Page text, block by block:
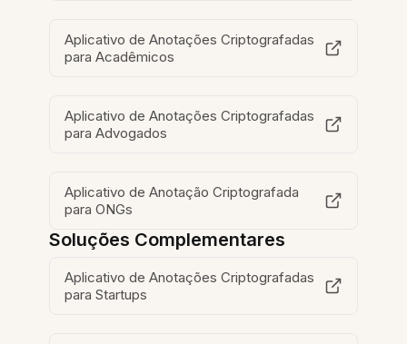
Aplicativo de Anotações Criptografadas
para Acadêmicos
Aplicativo de Anotações Criptografadas
para Advogados
Aplicativo de Anotação Criptografada
para ONGs
Soluções Complementares
Aplicativo de Anotações Criptografadas
para Startups